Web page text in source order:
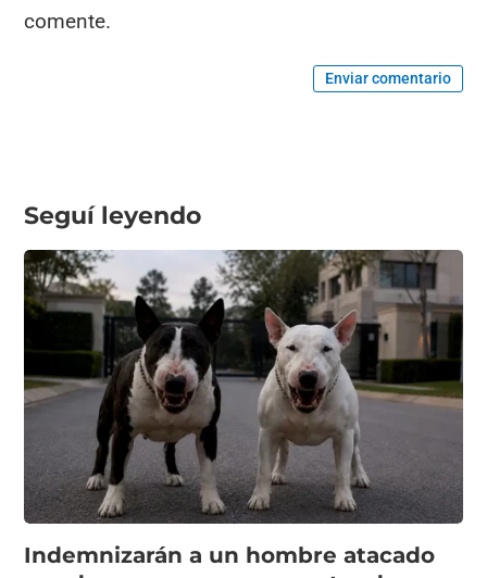
comente.
Enviar comentario
Seguí leyendo
Indemnizarán a un hombre atacado